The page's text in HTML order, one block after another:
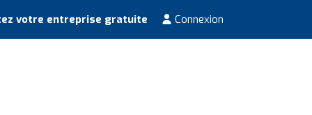
votre entreprise gratuite Connexion